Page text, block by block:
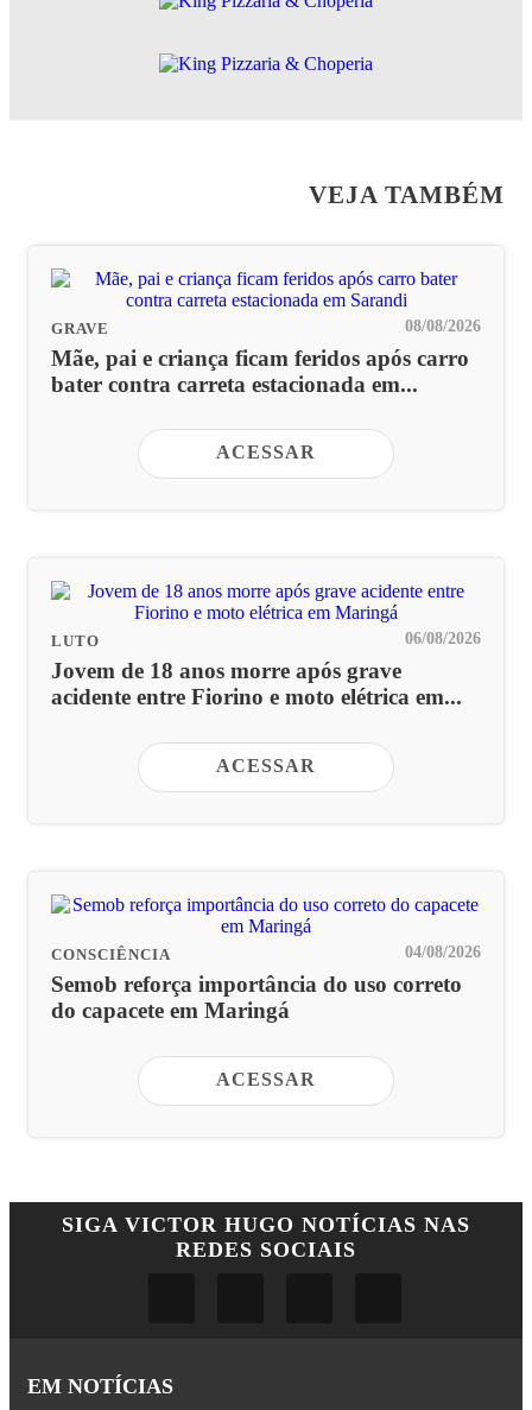
VEJA TAMBÉM
GRAVE 08/08/2026
Mãe, pai e criança ficam feridos após carro
bater contra carreta estacionada em...
ACESSAR
LUTO 06/08/2026
Jovem de 18 anos morre após grave
acidente entre Fiorino e moto elétrica em...
ACESSAR
CONSCIÊNCIA 04/08/2026
Semob reforça importância do uso correto
do capacete em Maringá
ACESSAR
SIGA VICTOR HUGO NOTÍCIAS NAS
REDES SOCIAIS
EM NOTÍCIAS